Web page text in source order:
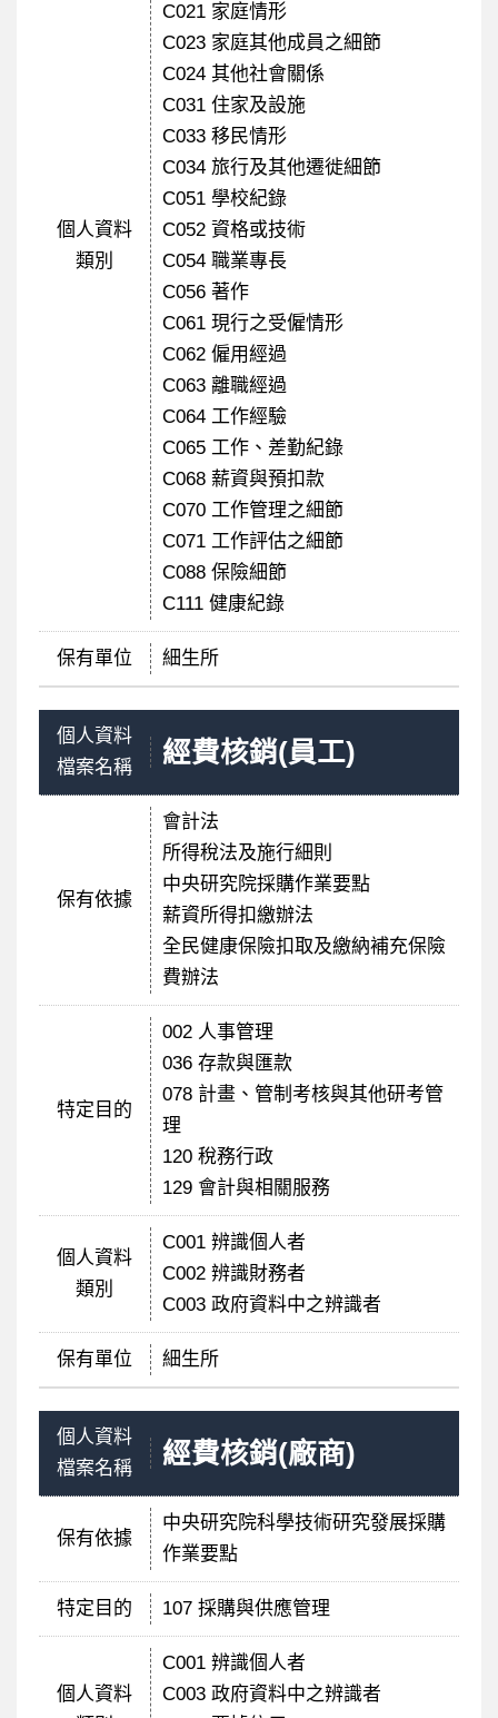
個人資料
類別
C021 家庭情形
C023 家庭其他成員之細節
C024 其他社會關係
C031 住家及設施
C033 移民情形
C034 旅行及其他遷徙細節
C051 學校紀錄
C052 資格或技術
C054 職業專長
C056 著作
C061 現行之受僱情形
C062 僱用經過
C063 離職經過
C064 工作經驗
C065 工作、差勤紀錄
C068 薪資與預扣款
C070 工作管理之細節
C071 工作評估之細節
C088 保險細節
C111 健康紀錄
保有單位 細生所
個人資料
檔案名稱
經費核銷(員工)
保有依據
會計法
所得稅法及施行細則
中央研究院採購作業要點
薪資所得扣繳辦法
全民健康保險扣取及繳納補充保險
費辦法
特定目的
002 人事管理
036 存款與匯款
078 計畫、管制考核與其他研考管
理
120 稅務行政
129 會計與相關服務
個人資料
類別
C001 辨識個人者
C002 辨識財務者
C003 政府資料中之辨識者
保有單位 細生所
個人資料
檔案名稱
經費核銷(廠商)
保有依據
中央研究院科學技術研究發展採購
作業要點
特定目的 107 採購與供應管理
個人資料
C001 辨識個人者
C003 政府資料中之辨識者